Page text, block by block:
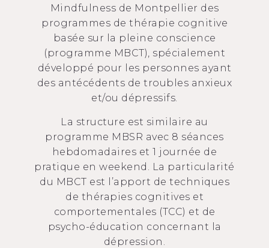
Mindfulness de Montpellier des
programmes de thérapie cognitive
basée sur la pleine conscience
(programme MBCT), spécialement
développé pour les personnes ayant
des antécédents de troubles anxieux
et/ou dépressifs.
La structure est similaire au
programme MBSR avec 8 séances
hebdomadaires et 1 journée de
pratique en weekend. La particularité
du MBCT est l’apport de techniques
de thérapies cognitives et
comportementales (TCC) et de
psycho-éducation concernant la
dépression.